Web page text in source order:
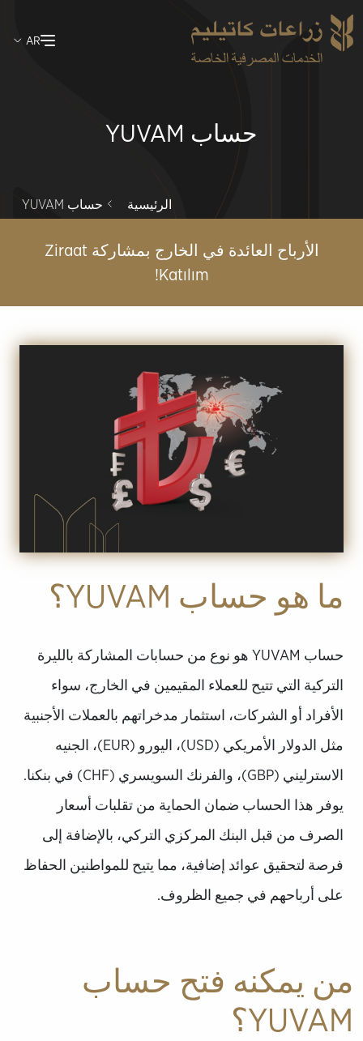
Skip
to
AR
حساب YUVAM
الرئيسية حساب YUVAM
الأرباح العائدة في الخارج بمشاركة Ziraat
Katılım!
ما هو حساب YUVAM؟
حساب YUVAM هو نوع من حسابات المشاركة بالليرة
التركية التي تتيح للعملاء المقيمين في الخارج، سواء
الأفراد أو الشركات، استثمار مدخراتهم بالعملات الأجنبية
مثل الدولار الأمريكي (USD)، اليورو (EUR)، الجنيه
الاسترليني (GBP)، والفرنك السويسري (CHF) في بنكنا.
يوفر هذا الحساب ضمان الحماية من تقلبات أسعار
الصرف من قبل البنك المركزي التركي، بالإضافة إلى
فرصة لتحقيق عوائد إضافية، مما يتيح للمواطنين الحفاظ
على أرباحهم في جميع الظروف.
من يمكنه فتح حساب
YUVAM؟